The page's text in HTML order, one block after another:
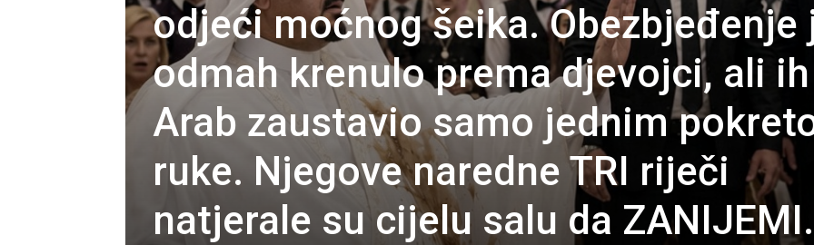
odjeći moćnog šeika. Obezbjeđenje
odmah krenulo prema djevojci, ali
Arab zaustavio samo jednim
ruke. Njegove naredne TRI riječi
natjerale su cijelu salu da